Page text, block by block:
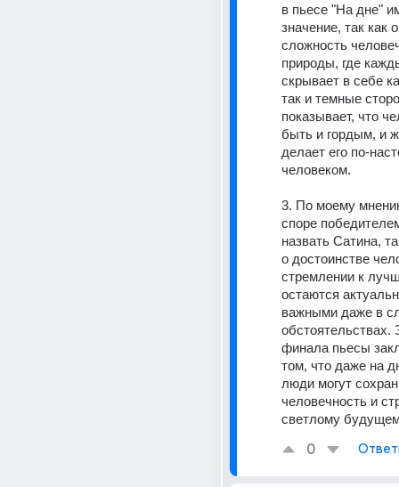
в пьесе "На дне"
значение, так как
сложность
природы, где
скрывает в себе
так и темные
показывает, что
быть и гордым, и
делает его по-
человеком.
3. По моему
споре
назвать Сатина,
о достоинстве
стремлении к
остаются
важными даже в
обстоятельствах.
финала пьесы
том, что даже на
люди могут
человечность и
светлому
0